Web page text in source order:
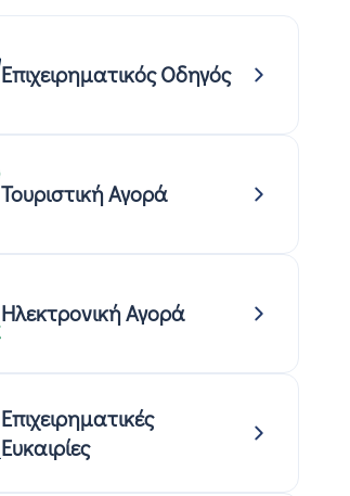
Επιχειρηματικός Οδηγός
Τουριστική Αγορά
Ηλεκτρονική Αγορά
Επιχειρηματικές
Ευκαιρίες